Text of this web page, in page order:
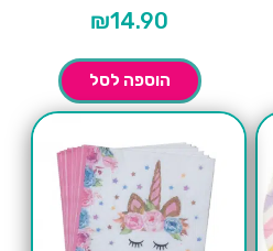
₪14.90
הוספה לסל